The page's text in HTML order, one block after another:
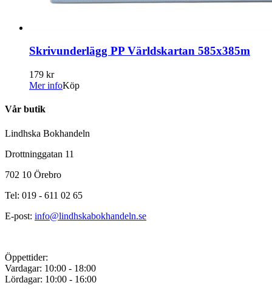
Skrivunderlägg PP Världskartan 585x385m
179 kr
Mer infoKöp
Vår butik
Lindhska Bokhandeln
Drottninggatan 11
702 10 Örebro
Tel: 019 - 611 02 65
E-post: info@lindhskabokhandeln.se
Öppettider:
Vardagar: 10:00 - 18:00
Lördagar: 10:00 - 16:00